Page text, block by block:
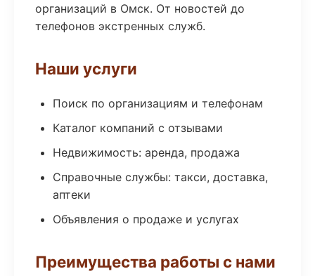
организаций в Омск. От новостей до
телефонов экстренных служб.
Наши услуги
Поиск по организациям и телефонам
Каталог компаний с отзывами
Недвижимость: аренда, продажа
Справочные службы: такси, доставка,
аптеки
Объявления о продаже и услугах
Преимущества работы с нами